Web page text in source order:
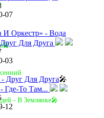
- В Землянке🎤
07
И Оркестр» - Вода
03
Друг Для Друга🎤
12